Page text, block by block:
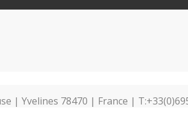
| Yvelines 78470 | France |